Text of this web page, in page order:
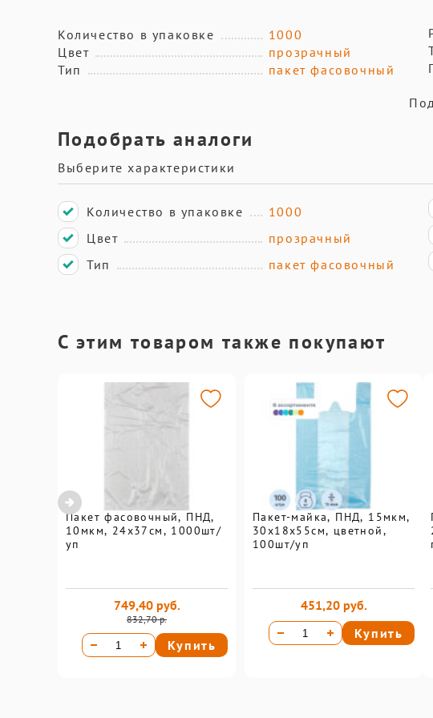
Количество в упаковке
1000
Цвет
прозрачный
Тип
пакет фасовочный
Подобрать аналоги
Выберите характеристики
Количество в упаковке
1000
Цвет
прозрачный
Тип
пакет фасовочный
С этим товаром также покупают
Пакет фасовочный, ПНД,
10мкм, 24х37см, 1000шт/
уп
832,70 р.
749,40 руб.
Купить
Пакет-майка, ПНД, 15мкм,
30х18х55см, цветной,
100шт/уп
451,20 руб.
Купить